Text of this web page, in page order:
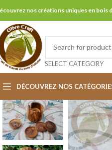
nos créations uniques en bois
SELECT CATEGORY
DÉCOUVREZ NOS